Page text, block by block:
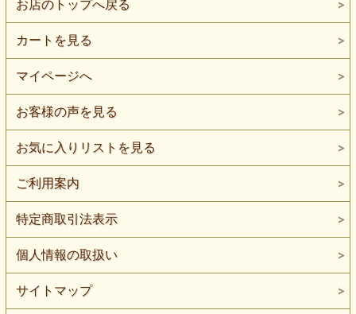
お店のトップへ戻る
カートを見る
マイページへ
お客様の声を見る
お気に入りリストを見る
ご利用案内
特定商取引法表示
個人情報の取扱い
サイトマップ